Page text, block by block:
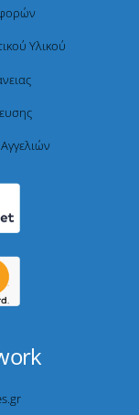
Υλικού